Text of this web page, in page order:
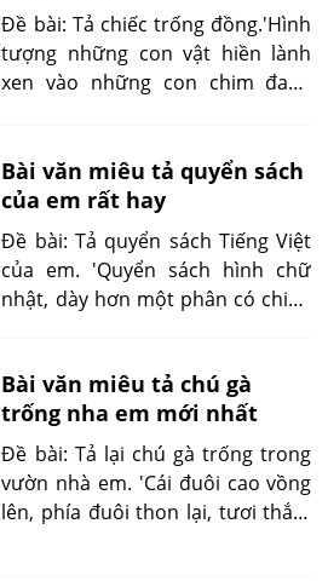
Đề bài: Tả chiếc trống đồng.'Hình
tượng những con vật hiền lành
xen vào những con chim đang
nghiệp....'
Bài văn miêu tả quyển sách
của em rất hay
Đề bài: Tả quyển sách Tiếng Việt
của em. 'Quyển sách hình chữ
nhật, dày hơn một phân có chiều
chữ nhỏ phía trên Bộ Giáo dục và
Đào tạo...'
Bài văn miêu tả chú gà
trống nha em mới nhất
Đề bài: Tả lại chú gà trống trong
vườn nhà em. 'Cái đuôi cao vồng
lên, phía đuôi thon lại, tươi thắm